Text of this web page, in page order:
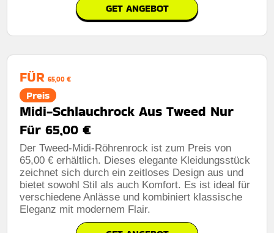
GET ANGEBOT
FÜR 65,00 €
Preis
Midi-Schlauchrock Aus Tweed Nur
Für 65,00 €
Der Tweed-Midi-Röhrenrock ist zum Preis von
65,00 € erhältlich. Dieses elegante Kleidungsstück
zeichnet sich durch ein zeitloses Design aus und
bietet sowohl Stil als auch Komfort. Es ist ideal für
verschiedene Anlässe und kombiniert klassische
Eleganz mit modernem Flair.